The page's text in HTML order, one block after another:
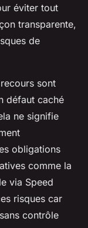
éviter tout
transparente,
de
sont
défaut caché
ne signifie
obligations
comme la
via Speed
risques car
contrôle